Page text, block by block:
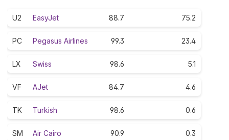
U2 EasyJet 88.7 75.2
PC Pegasus Airlines 99.3 23.4
LX Swiss 98.6 5.1
VF AJet 84.7 4.6
TK Turkish 98.6 0.6
SM Air Cairo 90.9 0.3